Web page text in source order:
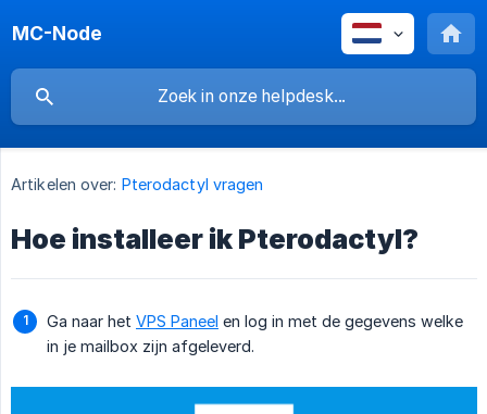
MC-Node
Artikelen over: Pterodactyl vragen
Hoe installeer ik Pterodactyl?
Ga naar het VPS Paneel en log in met de gegevens welke
in je mailbox zijn afgeleverd.